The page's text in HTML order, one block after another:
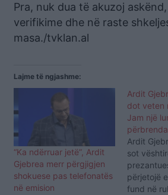
Pra, nuk dua të akuzoj
verifikime dhe në raste
masa./tvklan.al
Lajme të ngjashme:
“Ka ndërruar jetë”, Ardit
Gjebrea merr përgjigjen
shokuese pas telefonatës
në emision
Ardit
dot veten
Jam një
përbrenda
Ardit
sot
përjetojë
fund në